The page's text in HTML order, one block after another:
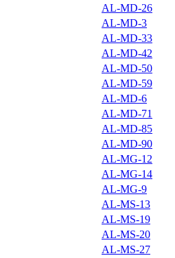
AL-MD-26
AL-MD-3
AL-MD-33
AL-MD-42
AL-MD-50
AL-MD-59
AL-MD-6
AL-MD-71
AL-MD-85
AL-MD-90
AL-MG-12
AL-MG-14
AL-MG-9
AL-MS-13
AL-MS-19
AL-MS-20
AL-MS-27